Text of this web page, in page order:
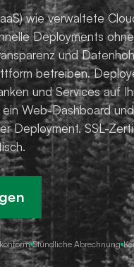
wie verwaltete
Deployments
und
betreiben.
und Services auf
Web-Dashboard
Deployment. SSL-
Stündliche Abrechnung